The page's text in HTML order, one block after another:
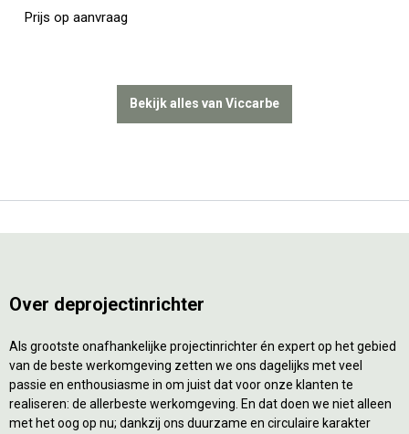
Prijs op aanvraag
Bekijk alles van Viccarbe
Over deprojectinrichter
Als grootste onafhankelijke projectinrichter én expert op het gebied
van de beste werkomgeving zetten we ons dagelijks met veel
passie en enthousiasme in om juist dat voor onze klanten te
realiseren: de allerbeste werkomgeving. En dat doen we niet alleen
met het oog op nu; dankzij ons duurzame en circulaire karakter